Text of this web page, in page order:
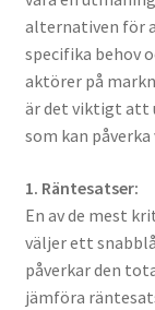
Smarta
Vilket snabblån
alternativen för
specifika behov
aktörer på
är det viktigt att
som kan
1. Räntesatser:
En av de mest
väljer ett
påverkar den
jämföra